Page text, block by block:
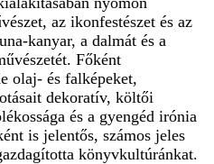
az ikonfestészet és az
kanyar, a dalmát és a
Főként
olaj- és falképeket,
dekoratív, költői
és a gyengéd irónia
is jelentős, számos jeles
könyvkultúránkat.